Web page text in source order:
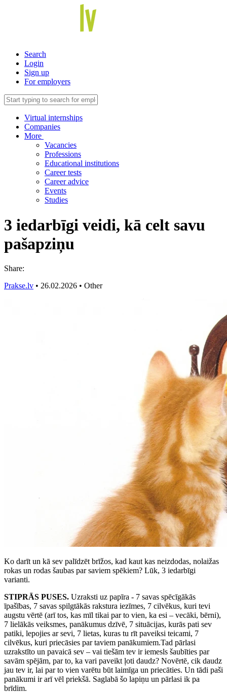
Search
Login
Sign up
For employers
Virtual internships
Companies
More
Vacancies
Professions
Educational institutions
Career tests
Career advice
Events
Studies
3 iedarbīgi veidi, kā celt savu
pašapziņu
Share:
Prakse.lv • 26.02.2026 • Other
Ko darīt un kā sev palīdzēt brīžos, kad kaut kas neizdodas, nolaižas
rokas un rodas šaubas par saviem spēkiem? Lūk, 3 iedarbīgi
varianti.
STIPRĀS PUSES. Uzraksti uz papīra - 7 savas spēcīgākās
īpašības, 7 savas spilgtākās rakstura iezīmes, 7 cilvēkus, kuri tevi
augstu vērtē (arī tos, kas mīl tikai par to vien, ka esi – vecāki, bērni),
7 lielākās veiksmes, panākumus dzīvē, 7 situācijas, kurās pati sev
patiki, lepojies ar sevi, 7 lietas, kuras tu rīt paveiksi teicami, 7
cilvēkus, kuri priecāsies par taviem panākumiem.Tad pārlasi
uzrakstīto un pavaicā sev – vai tiešām tev ir iemesls šaubīties par
savām spējām, par to, ka vari paveikt ļoti daudz? Novērtē, cik daudz
jau tev ir, lai par to vien varētu būt laimīga un priecāties. Un tādi paši
panākumi ir arī vēl priekšā. Saglabā šo lapiņu un pārlasi ik pa
brīdim.